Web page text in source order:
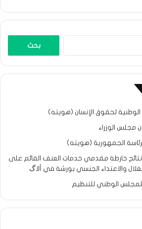
الوطنية لحقوق الإنسان (هويته)
مجلس الوزراء
الجمهورية (هويته)
2 يشارك نتائح خارطة مقدمي خدمات العنف القائم على
والاعتداء الجنسي بورشة في ألاگ
للمجلس الوطني للتنظيم